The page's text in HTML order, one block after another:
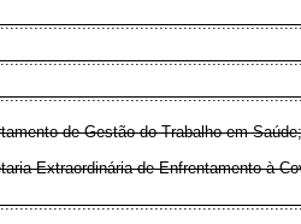
de Gestão do Trabalho em
Extraordinária de Enfrentamento à